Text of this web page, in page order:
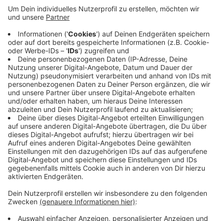
spezielle Fische gestohlen worden. Es handelt sich
um zehnDiskusfische
wert sein sollen.
Laut bisherigen Erkenntnissen sind die
Diskusfische am Dienstagabend oder in der Nacht
auf Mittwoch aus einem Aquarium gestohlen
worden, eine Angestellte hat das Mittwochfrüh
festgestellt.
Veröffentlicht:Mittwoch, 09.11.2022 13:07
Anzeige